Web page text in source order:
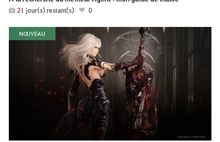
21 jour(s) restant(s) 0
NOUVEAU